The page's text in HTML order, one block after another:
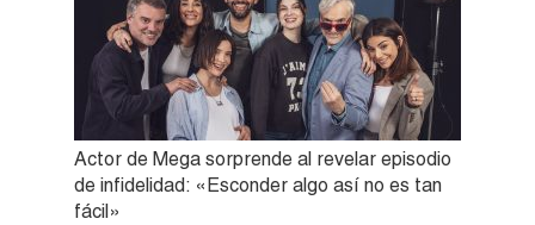
Actor de Mega sorprende al revelar episodio
de infidelidad: «Esconder algo así no es tan
fácil»